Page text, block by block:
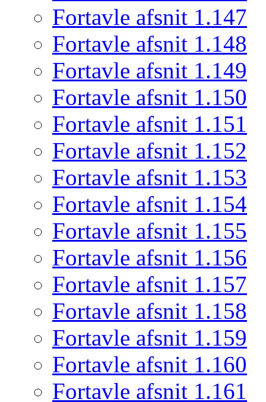
Fortavle afsnit 1.147
Fortavle afsnit 1.148
Fortavle afsnit 1.149
Fortavle afsnit 1.150
Fortavle afsnit 1.151
Fortavle afsnit 1.152
Fortavle afsnit 1.153
Fortavle afsnit 1.154
Fortavle afsnit 1.155
Fortavle afsnit 1.156
Fortavle afsnit 1.157
Fortavle afsnit 1.158
Fortavle afsnit 1.159
Fortavle afsnit 1.160
Fortavle afsnit 1.161